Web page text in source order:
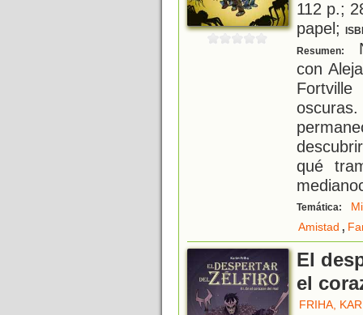
112 p.;
papel;
Resumen:
con
qué
Temática:
Amistad ,
El
el
FRIHA,